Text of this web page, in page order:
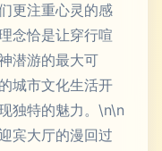
更注重心灵的感
念恰是让穿行喧
潜游的最大可
城市文化生活开
独特的魅力。\n\n
宾大厅的漫回过